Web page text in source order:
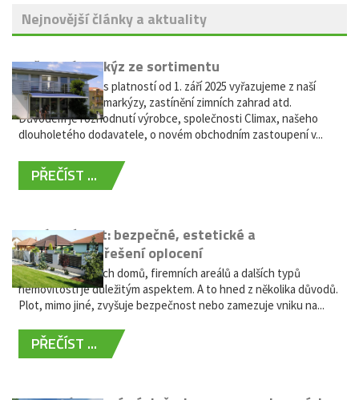
Nejnovější články a aktuality
Vyřazení markýz ze sortimentu
Vážení zákazníci, s platností od 1. září 2025 vyřazujeme z naší
nabídky výsuvné markýzy, zastínění zimních zahrad atd.
Důvodem je rozhodnutí výrobce, společnosti Climax, našeho
dlouholetého dodavatele, o novém obchodním zastoupení v...
PŘEČÍST ...
Hliníkový plot: bezpečné, estetické a
bezúdržbové řešení oplocení
Oplocení rodinných domů, firemních areálů a dalších typů
nemovitostí je důležitým aspektem. A to hned z několika důvodů.
Plot, mimo jiné, zvyšuje bezpečnost nebo zamezuje vniku na...
PŘEČÍST ...